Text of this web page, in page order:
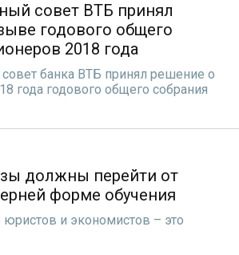
совет ВТБ принял
годового общего
2018 года
банка ВТБ принял решение о
года годового общего собрания
должны перейти от
форме обучения
юристов и экономистов – это